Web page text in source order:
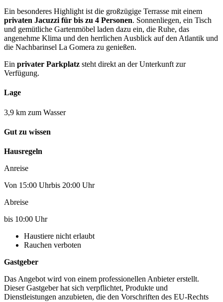
Ein besonderes Highlight ist die großzügige Terrasse mit einem
privaten Jacuzzi für bis zu 4 Personen. Sonnenliegen, ein Tisch
und gemütliche Gartenmöbel laden dazu ein, die Ruhe, das
angenehme Klima und den herrlichen Ausblick auf den Atlantik und
die Nachbarinsel La Gomera zu genießen.
Ein privater Parkplatz steht direkt an der Unterkunft zur
Verfügung.
Lage
3,9 km zum Wasser
Gut zu wissen
Hausregeln
Anreise
Von 15:00 Uhrbis 20:00 Uhr
Abreise
bis 10:00 Uhr
Haustiere nicht erlaubt
Rauchen verboten
Gastgeber
Das Angebot wird von einem professionellen Anbieter erstellt.
Dieser Gastgeber hat sich verpflichtet, Produkte und
Dienstleistungen anzubieten, die den Vorschriften des EU-Rechts